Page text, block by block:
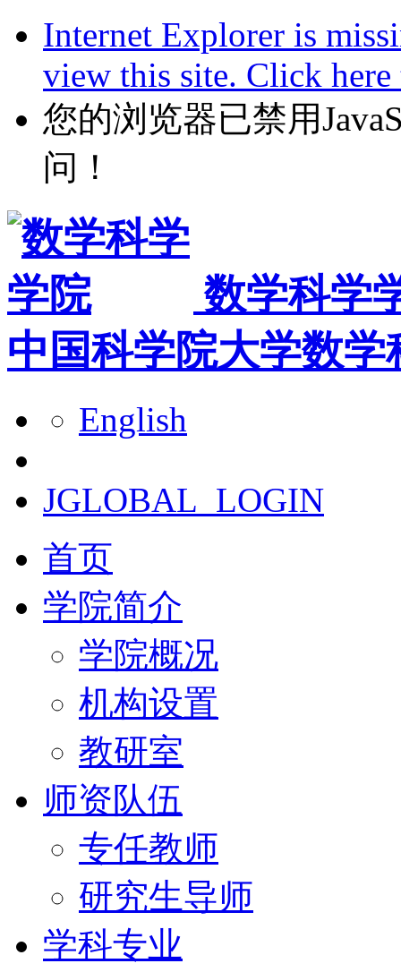
Internet Explorer is
view this site. Click
您的浏览器已禁用
问！
数学科学
中国科学院大学数学
English
JGLOBAL_LOGIN
首页
学院简介
学院概况
机构设置
教研室
师资队伍
专任教师
研究生导师
学科专业